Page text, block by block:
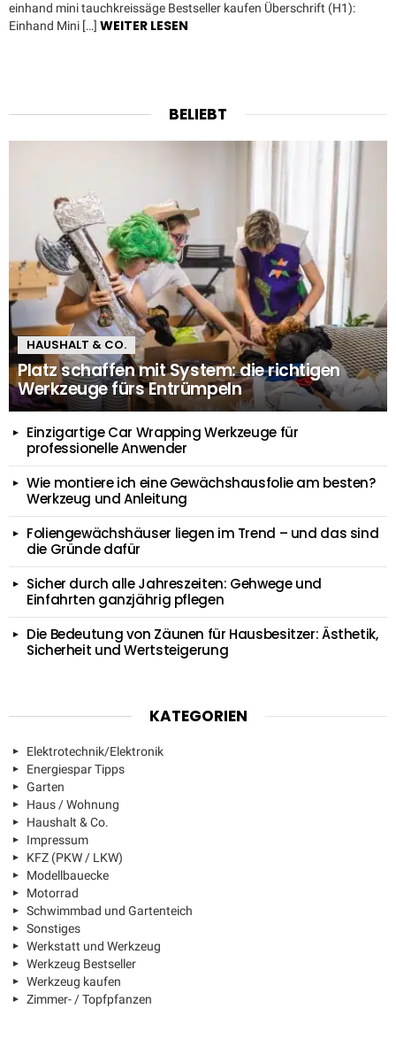
einhand mini tauchkreissäge Bestseller kaufen Überschrift (H1):
Einhand Mini […] WEITER LESEN
BELIEBT
HAUSHALT & CO.
Platz schaffen mit System: die richtigen
Werkzeuge fürs Entrümpeln
Einzigartige Car Wrapping Werkzeuge für
professionelle Anwender
Wie montiere ich eine Gewächshausfolie am besten?
Werkzeug und Anleitung
Foliengewächshäuser liegen im Trend – und das sind
die Gründe dafür
Sicher durch alle Jahreszeiten: Gehwege und
Einfahrten ganzjährig pflegen
Die Bedeutung von Zäunen für Hausbesitzer: Ästhetik,
Sicherheit und Wertsteigerung
KATEGORIEN
Elektrotechnik/Elektronik
Energiespar Tipps
Garten
Haus / Wohnung
Haushalt & Co.
Impressum
KFZ (PKW / LKW)
Modellbauecke
Motorrad
Schwimmbad und Gartenteich
Sonstiges
Werkstatt und Werkzeug
Werkzeug Bestseller
Werkzeug kaufen
Zimmer- / Topfpfanzen